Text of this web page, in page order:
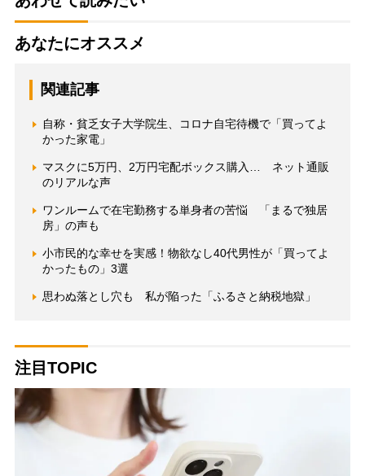
あなたにオススメ
関連記事
自称・貧乏女子大学院生、コロナ自宅待機で「買ってよ
かった家電」
マスクに5万円、2万円宅配ボックス購入… ネット通販
のリアルな声
ワンルームで在宅勤務する単身者の苦悩 「まるで独居
房」の声も
小市民的な幸せを実感！物欲なし40代男性が「買ってよ
かったもの」3選
思わぬ落とし穴も 私が陥った「ふるさと納税地獄」
注目TOPIC